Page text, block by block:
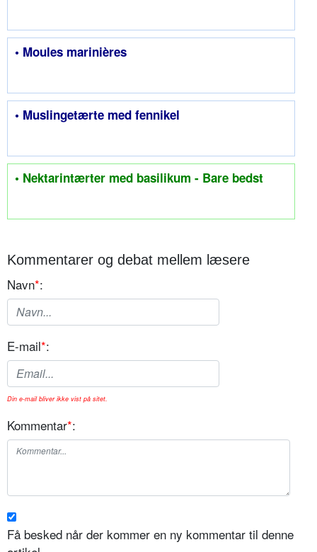
• Moules marinières
• Muslingetærte med fennikel
• Nektarintærter med basilikum - Bare bedst
Kommentarer og debat mellem læsere
Navn*:
E-mail*:
Din e-mail bliver ikke vist på sitet.
Kommentar*:
Få besked når der kommer en ny kommentar til denne